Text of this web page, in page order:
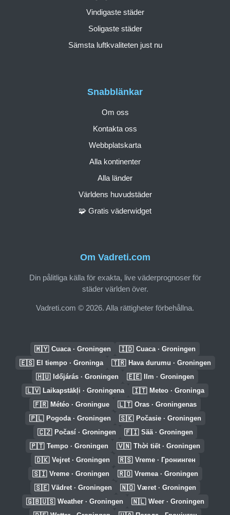
Om Vadreti.com
Din pålitliga källa för exakta, live väderprognoser för
städer världen över.
Vadreti.com © 2026. Alla rättigheter förbehållna.
Snabblänkar
Om oss
Kontakta oss
Webbplatskarta
Alla kontinenter
Alla länder
Världens huvudstäder
🧩 Gratis väderwidget
Vindigaste städer
Soligaste städer
Sämsta luftkvaliteten just nu
🇲🇾 Cuaca · Groningen 🇮🇩 Cuaca · Groningen
🇪🇸 El tiempo · Groninga 🇹🇷 Hava durumu · Groningen
🇭🇺 Időjárás · Groningen 🇪🇪 Ilm · Groningen
🇱🇻 Laikapstākļi · Groningena 🇮🇹 Meteo · Groninga
🇫🇷 Météo · Groningue 🇱🇹 Oras · Groningenas
🇵🇱 Pogoda · Groningen 🇸🇰 Počasie · Groningen
🇨🇿 Počasí · Groningen 🇫🇮 Sää · Groningen
🇵🇹 Tempo · Groningen 🇻🇳 Thời tiết · Groningen
🇩🇰 Vejret · Groningen 🇷🇸 Vreme · Гронинген
🇸🇮 Vreme · Groningen 🇷🇴 Vremea · Groningen
🇸🇪 Vädret · Groningen 🇳🇴 Været · Groningen
🇬🇧🇺🇸 Weather · Groningen 🇳🇱 Weer · Groningen